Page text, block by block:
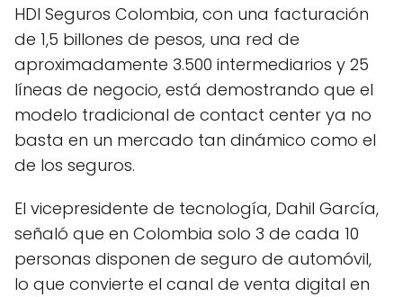
HDI Seguros Colombia, con una facturación
de 1,5 billones de pesos, una red de
aproximadamente 3.500 intermediarios y 25
líneas de negocio, está demostrando que el
modelo tradicional de contact center ya no
basta en un mercado tan dinámico como el
de los seguros.
El vicepresidente de tecnología, Dahil García,
señaló que en Colombia solo 3 de cada 10
personas disponen de seguro de automóvil,
lo que convierte el canal de venta digital en